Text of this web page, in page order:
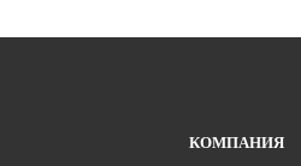
КОМПАНИЯ